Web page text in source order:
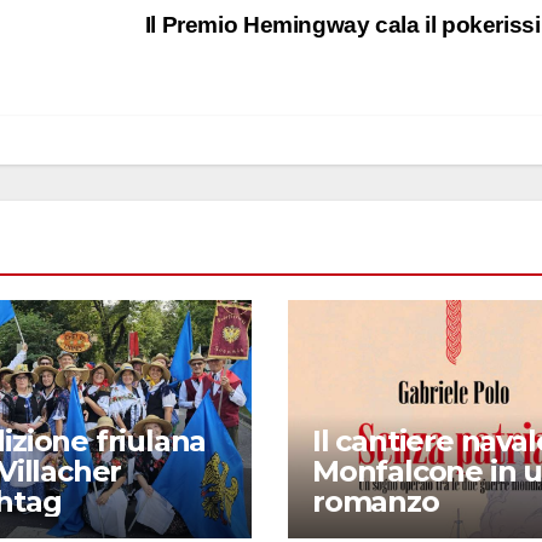
Il Premio Hemingway cala il
friulana
Il cantiere
Monfalcone in
romanzo